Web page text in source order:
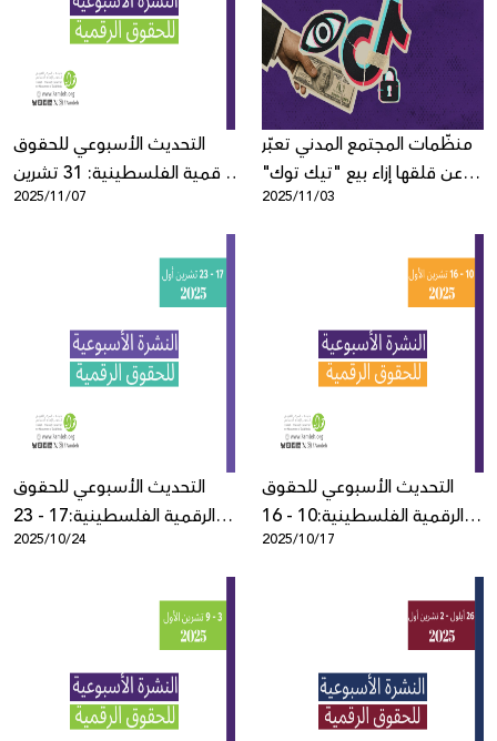
Donate
التحديث الأسبوعي للحقوق
الرقمية الفلسطينية: 31 تشرين
2025/11/07
منظّمات المجتمع المدني تعبّر
عن قلقها إزاء بيع "تيك توك"
في الولايات المتحدة
2025/11/03
التحديث الأسبوعي للحقوق
الرقمية الفلسطينية:17 - 23
تشرين الأول
2025/10/24
التحديث الأسبوعي للحقوق
الرقمية الفلسطينية:10 - 16
تشرين الأول
2025/10/17